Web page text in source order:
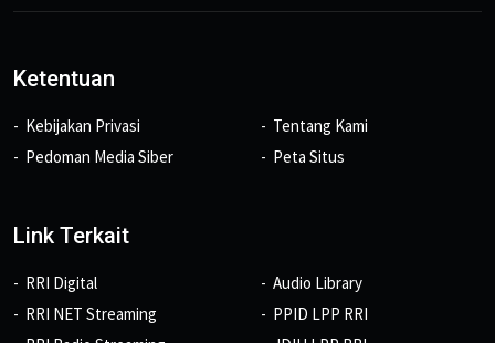
Ketentuan
Kebijakan Privasi
Pedoman Media Siber
Tentang Kami
Peta Situs
Link Terkait
RRI Digital
RRI NET Streaming
Audio Library
PPID LPP RRI